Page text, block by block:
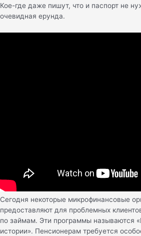
Кое-где даже пишут, что и паспорт не
очевидная ерунда.
Сегодня некоторые микрофинансовые
предоставляют для проблемных
по займам. Эти программы называются
истории». Пенсионерам требуется